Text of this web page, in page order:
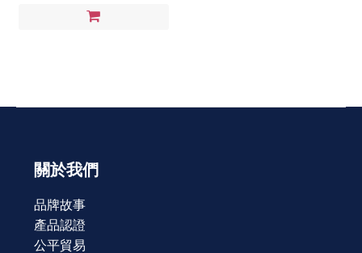
關於我們
品牌故事
產品認證
公平貿易